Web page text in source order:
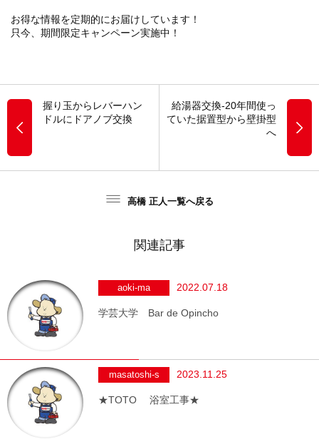
お得な情報を定期的にお届けしています！
只今、期間限定キャンペーン実施中！
握り玉からレバーハン
ドルにドアノブ交換
給湯器交換-20年間使っ
ていた据置型から壁掛型
へ
高橋 正人一覧へ戻る
関連記事
aoki-ma 2022.07.18
学芸大学 Bar de Opincho
masatoshi-s 2023.11.25
★TOTO 浴室工事★